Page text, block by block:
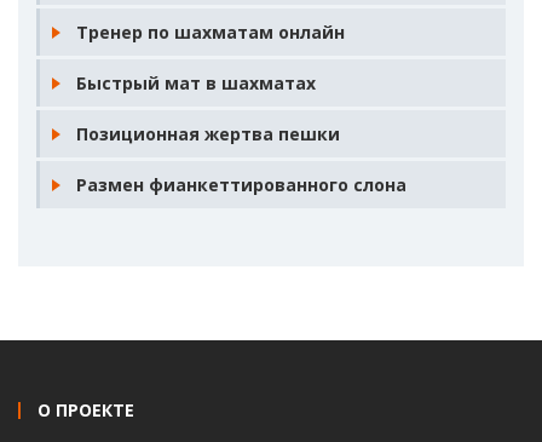
Тренер по шахматам онлайн
Быстрый мат в шахматах
Позиционная жертва пешки
Размен фианкеттированного слона
О ПРОЕКТЕ